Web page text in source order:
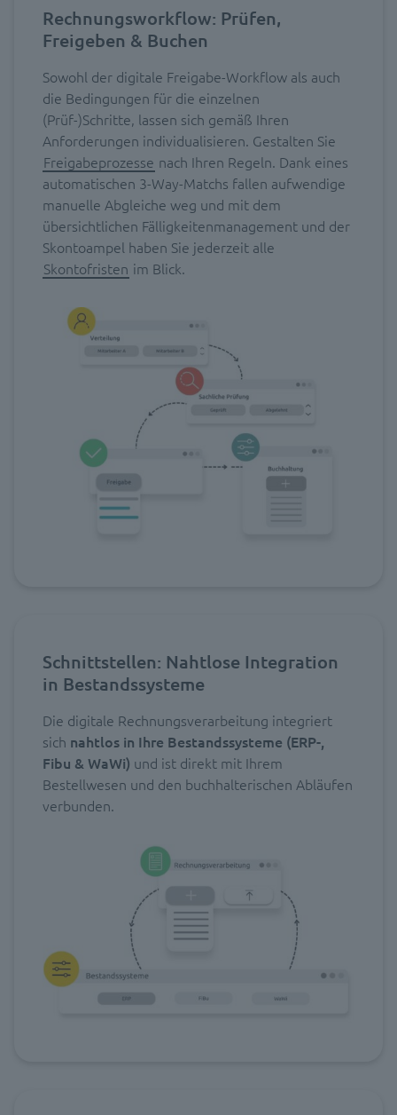
Rechnungsworkflow: Prüfen,
Freigeben & Buchen
Sowohl der digitale Freigabe-Workflow als auch
die Bedingungen für die einzelnen
(Prüf-)Schritte, lassen sich gemäß Ihren
Anforderungen individualisieren. Gestalten Sie
Freigabeprozesse nach Ihren Regeln. Dank eines
automatischen 3-Way-Matchs fallen aufwendige
manuelle Abgleiche weg und mit dem
übersichtlichen Fälligkeitenmanagement und der
Skontoampel haben Sie jederzeit alle
Skontofristen im Blick.
Schnittstellen: Nahtlose Integration
in Bestandssysteme
Die digitale Rechnungsverarbeitung integriert
sich nahtlos in Ihre Bestandssysteme (ERP-,
Fibu & WaWi) und ist direkt mit Ihrem
Bestellwesen und den buchhalterischen Abläufen
verbunden.